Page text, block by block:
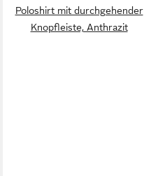
Poloshirt mit durchgehender
Knopfleiste, Anthrazit